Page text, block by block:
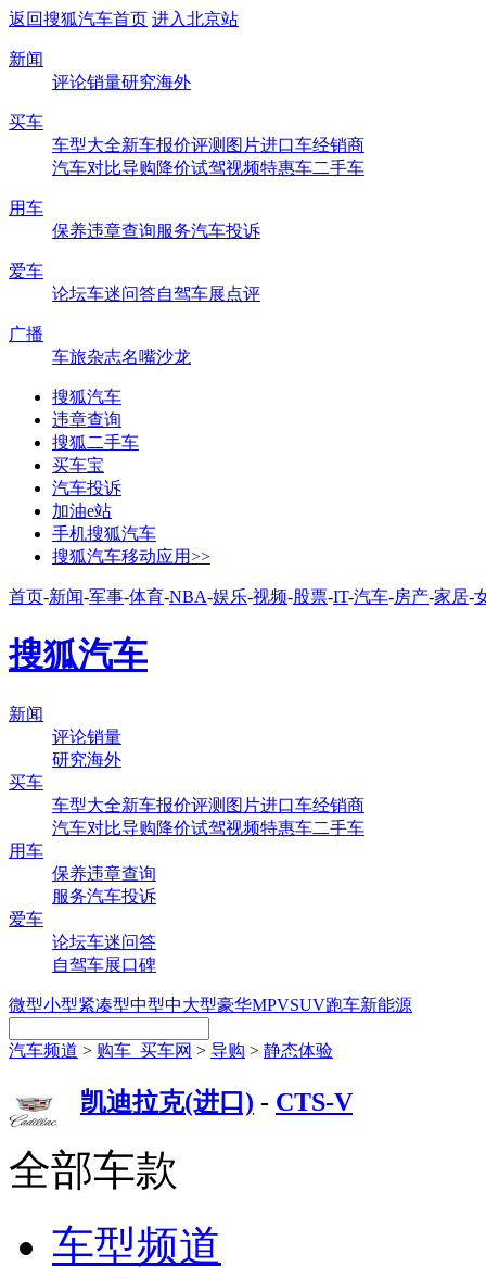
返回搜狐汽车首页 进入北京站
新闻
评论销量研究海外
买车
车型大全新车报价评测 图片进口车经销商
汽车对比导购降价试驾视频特惠车二手车
用车
保养违章查询服务汽车投诉
爱车
论坛车迷问答自驾车展点评
广播
车旅杂志名嘴沙龙
搜狐汽车
违章查询
搜狐二手车
买车宝
汽车投诉
加油e站
手机搜狐汽车
搜狐汽车移动应用>>
首页-新闻-军事-体育-NBA-娱乐-视频-股票-IT-汽车-房产-家居-
搜狐汽车
新闻
评论销量
研究海外
买车
车型大全新车报价评测 图片进口车经销商
汽车对比导购降价试驾视频特惠车二手车
用车
保养违章查询
服务汽车投诉
爱车
论坛车迷问答
自驾车展口碑
微型小型紧凑型中型中大型豪华MPVSUV跑车新能源
汽车频道 > 购车_买车网 > 导购 > 静态体验
凯迪拉克(进口) - CTS-V
全部车款
车型频道